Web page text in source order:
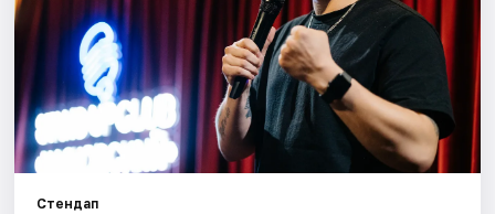
Экскурсии
События
Стендап